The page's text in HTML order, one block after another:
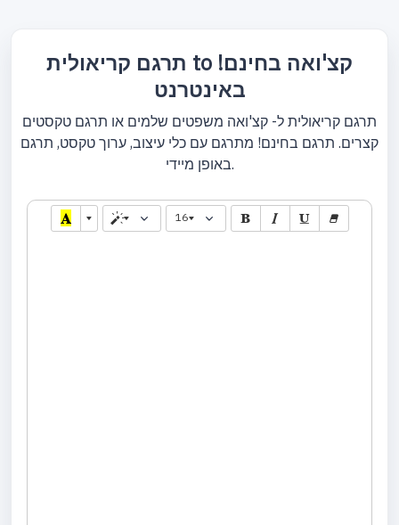
תרגם קריאולית to קצ'ואה בחינם!
באינטרנט
תרגם קריאולית ל- קצ'ואה משפטים שלמים או תרגם טקסטים
קצרים. תרגם בחינם! מתרגם עם כלי עיצוב, ערוך טקסט, תרגם
באופן מיידי.
16